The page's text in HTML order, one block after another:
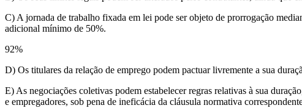
C) A jornada de trabalho fixada em lei pode ser objeto de prorrogação
adicional mínimo de 50%.
92%
D) Os titulares da relação de emprego podem pactuar livremente a sua
E) As negociações coletivas podem estabelecer regras relativas à sua
e empregadores, sob pena de ineficácia da cláusula normativa